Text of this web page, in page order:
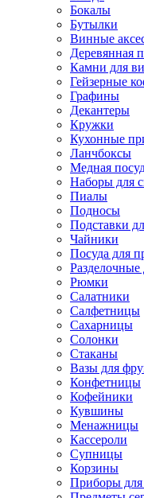
Бокалы
Бутылки
Винные
Деревянная
Камни для
Гейзерные
Графины
Декантеры
Кружки
Кухонные
Ланчбоксы
Медная
Наборы для
Пиалы
Подносы
Подставки
Чайники
Посуда для
Разделочные
Рюмки
Салатники
Салфетницы
Сахарницы
Солонки
Стаканы
Вазы для
Конфетницы
Кофейники
Кувшины
Менажницы
Кассероли
Супницы
Корзины
Приборы для